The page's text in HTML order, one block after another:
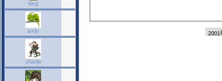
bing
andy
charlie